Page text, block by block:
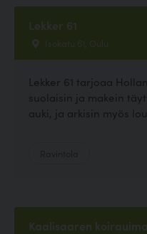
Lekker 61
Isokatu 61, Oulu
Lekker 61 tarjoaa
suolaisin ja makein
auki, ja arkisin myös
Kaalisaaren